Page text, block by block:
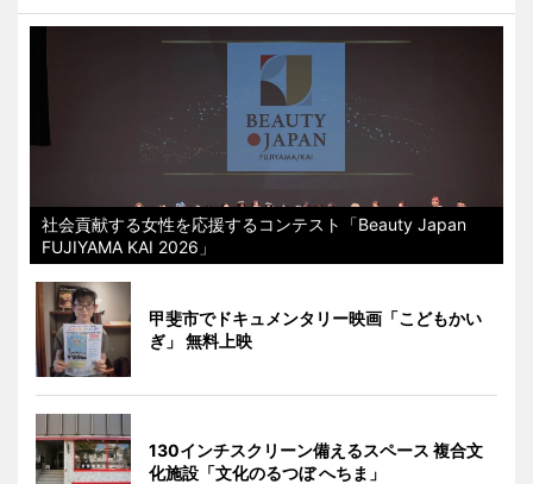
社会貢献する女性を応援するコンテスト「Beauty Japan
FUJIYAMA KAI 2026」
甲斐市でドキュメンタリー映画「こどもかい
ぎ」 無料上映
130インチスクリーン備えるスペース 複合文
化施設「文化のるつぼ へちま」